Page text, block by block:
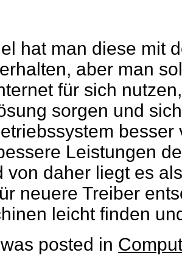
hat man diese mit
aber man
für sich
sorgen und
besser
Leistungen
von daher liegt es
neuere Treiber
leicht finden
posted in